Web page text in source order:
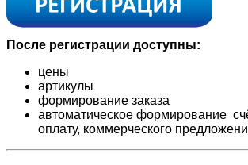
После регистрации доступны:
цены
артикулы
формирование заказа
автоматическое формирование
оплату, коммерческого